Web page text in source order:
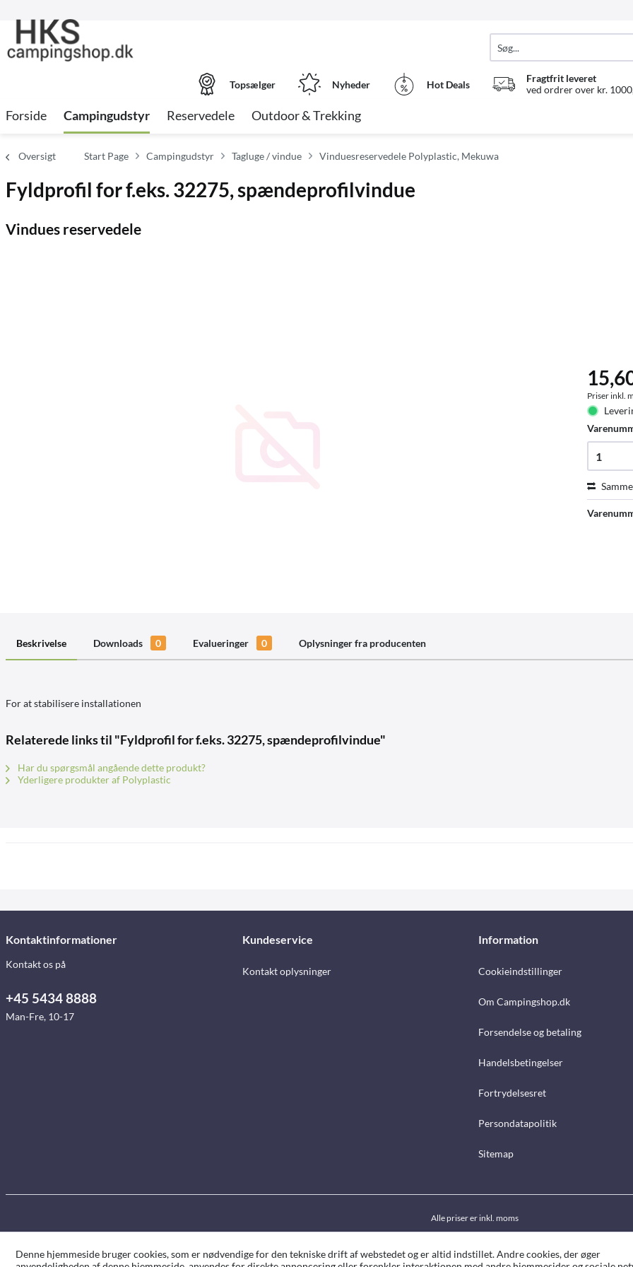
Topsælger Nyheder Hot Deals
Fragtfrit leveret
ved ordrer over kr.
Forside Campingudstyr Reservedele Outdoor & Trekking
Oversigt Start Page Campingudstyr Tagluge / vindue Vinduesreservedele Polyplastic, Mekuwa
Fyldprofil for f.eks. 32275, spændeprofilvindue
Vindues reservedele
Priser inkl.
Beskrivelse Downloads 0 Evalueringer 0 Oplysninger fra producenten
For at stabilisere installationen
Relaterede links til "Fyldprofil for f.eks. 32275, spændeprofilvindue"
Har du spørgsmål angående dette produkt?
Yderligere produkter af Polyplastic
Kontaktinformationer
Kontakt os på
+45 5434 8888
Man-Fre, 10-17
Kundeservice
Kontakt oplysninger
Information
Cookieindstillinger
Om Campingshop.dk
Forsendelse og betaling
Handelsbetingelser
Fortrydelsesret
Persondatapolitik
Sitemap
Alle priser er inkl. moms
Denne hjemmeside bruger cookies, som er nødvendige for den tekniske drift af webstedet og er altid indstillet. Andre cookies, der øger